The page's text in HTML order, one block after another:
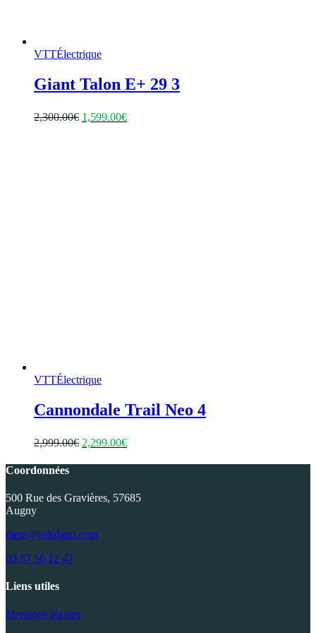
VTTÉlectrique
Giant Talon E+ 29 3
2,300.00€ Le
1,599.00€Le
VTTÉlectrique
Cannondale Trail Neo 4
2,999.00€ Le
initial
2,999.00€.
2,299.00€Le
actuel
2,299.00€.
Coordonnées
500 Rue des Gravières, 57685
Augny
metz@veloland.com
03 87 56 12 47
Liens utiles
Mentions légales